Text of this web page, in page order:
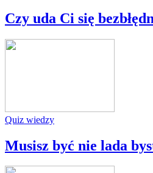
Czy uda Ci się
Quiz wiedzy
Musisz być nie lada